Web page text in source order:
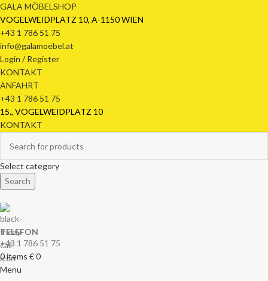
GALA MÖBELSHOP
VOGELWEIDPLATZ 10, A-1150 WIEN
+43 1 786 51 75
info@galamoebel.at
Login / Register
KONTAKT
ANFAHRT
+43 1 786 51 75
15., VOGELWEIDPLATZ 10
KONTAKT
Select category
Search
TELEFON
+43 1 786 51 75
0items €0
Menu